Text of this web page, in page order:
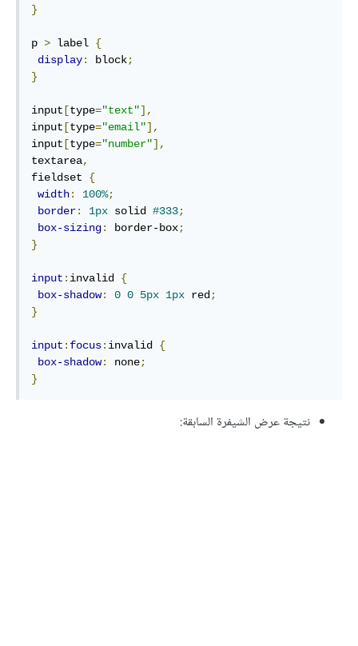
}
p > label {
display: block;
}
input [type="text"],
input [type="email"],
input [type="number"],
textarea,
fieldset {
width: 100%;
border: 1px solid #333;
box-sizing: border-box;
}
input : invalid {
box-shadow: 0 0 5px 1px red ;
}
input : focus: invalid {
box-shadow: none;
}
نتيجة عرض الشيفرة السابقة: